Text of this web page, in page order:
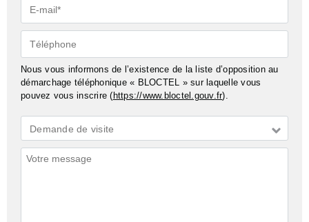
E-
mail*
Téléphone
Nous vous informons de l’existence de la liste d’opposition au
démarchage téléphonique « BLOCTEL » sur laquelle vous
pouvez vous inscrire (https://www.bloctel.gouv.fr).
Demande
*
Demande de visite
Commentaires